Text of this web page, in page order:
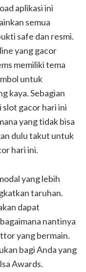
aplikasi ini
semua
safe dan resmi.
yang gacor
memiliki tema
untuk
kaya. Sebagian
gacor hari ini
yang tidak bisa
dulu takut untuk
hari ini.
yang lebih
taruhan.
dapat
nantinya
yang bermain.
bagi Anda yang
Awards.